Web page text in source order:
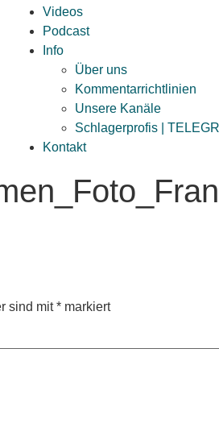
Videos
Podcast
Info
Über uns
Kommentarrichtlinien
Unsere Kanäle
Schlagerprofis |
Kontakt
sind mit* markiert